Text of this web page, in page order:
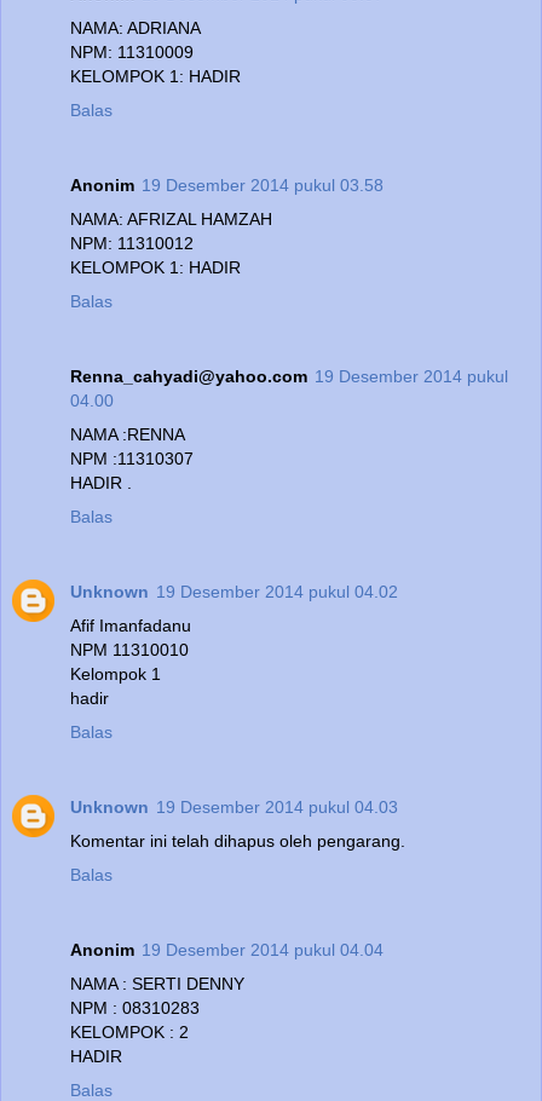
NAMA: ADRIANA
NPM: 11310009
KELOMPOK 1: HADIR
Balas
Anonim 19 Desember 2014 pukul 03.58
NAMA: AFRIZAL HAMZAH
NPM: 11310012
KELOMPOK 1: HADIR
Balas
Renna_cahyadi@yahoo.com 19 Desember 2014 pukul
04.00
NAMA :RENNA
NPM :11310307
HADIR .
Balas
Unknown 19 Desember 2014 pukul 04.02
Afif Imanfadanu
NPM 11310010
Kelompok 1
hadir
Balas
Unknown 19 Desember 2014 pukul 04.03
Komentar ini telah dihapus oleh pengarang.
Balas
Anonim 19 Desember 2014 pukul 04.04
NAMA : SERTI DENNY
NPM : 08310283
KELOMPOK : 2
HADIR
Balas